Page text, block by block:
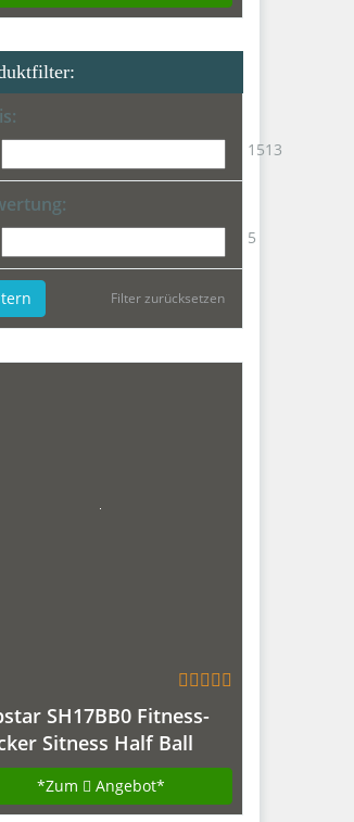
1513
5
Filter zurücksetzen
SH17BB0 Fitness-
Sitness Half Ball
schwarz
*Zum Angebot*